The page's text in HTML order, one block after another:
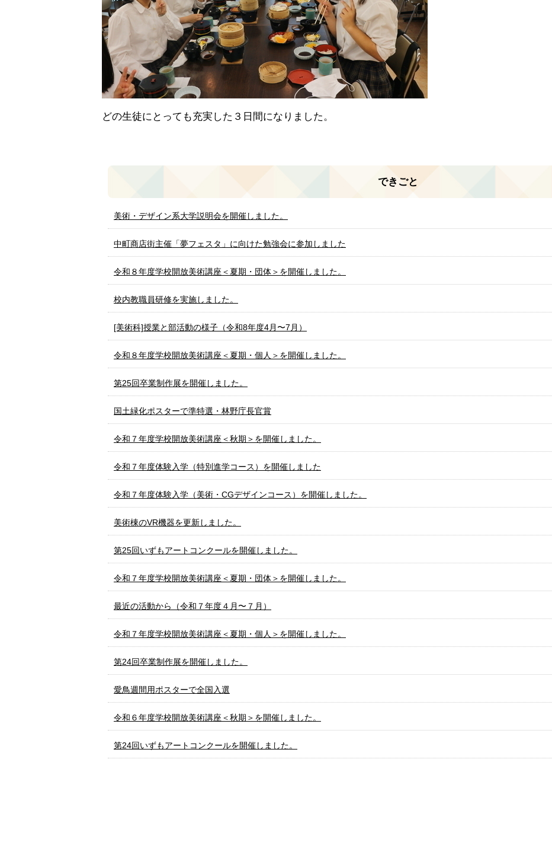
どの生徒にとっても充実した３日間になりました。
できごと
美術・デザイン系大学説明会を開催しました。
中町商店街主催「夢フェスタ」に向けた勉強会に参加しました
令和８年度学校開放美術講座＜夏期・団体＞を開催しました。
校内教職員研修を実施しました。
[美術科]授業と部活動の様子（令和8年度4月〜7月）
令和８年度学校開放美術講座＜夏期・個人＞を開催しました。
第25回卒業制作展を開催しました。
国土緑化ポスターで準特選・林野庁長官賞
令和７年度学校開放美術講座＜秋期＞を開催しました。
令和７年度体験入学（特別進学コース）を開催しました
令和７年度体験入学（美術・CGデザインコース）を開催しました。
美術棟のVR機器を更新しました。
第25回いずもアートコンクールを開催しました。
令和７年度学校開放美術講座＜夏期・団体＞を開催しました。
最近の活動から（令和７年度４月〜７月）
令和７年度学校開放美術講座＜夏期・個人＞を開催しました。
第24回卒業制作展を開催しました。
愛鳥週間用ポスターで全国入選
令和６年度学校開放美術講座＜秋期＞を開催しました。
第24回いずもアートコンクールを開催しました。